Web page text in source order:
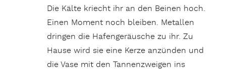
Die Kälte kriecht ihr an den Beinen hoch.
Einen Moment noch bleiben. Metallen
dringen die Hafengeräusche zu ihr. Zu
Hause wird sie eine Kerze anzünden und
die Vase mit den Tannenzweigen ins